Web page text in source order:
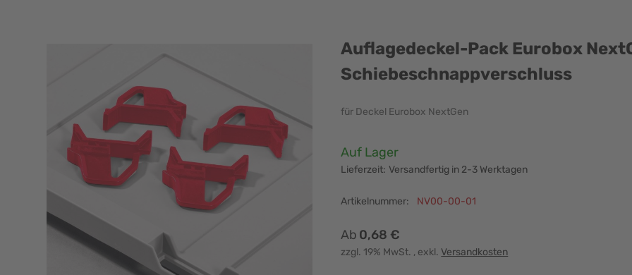
Auflagedeckel-Pack Eurobox NextGen - 1
Auflagedeckel-Pack Eurobox
Schiebeschnappverschluss
für Deckel Eurobox NextGen
Verfügbarkeit:
Auf Lager
Lieferzeit: Versandfertig in 2-3 Werktagen
Artikelnummer: NV00-00-01
Ab 0,68 €
zzgl. 19% MwSt. , exkl. Versandkosten